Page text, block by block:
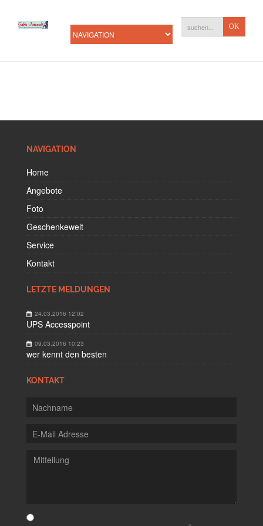
NAVIGATION
Home
Angebote
Foto
Geschenkewelt
Service
Kontakt
LETZTE MELDUNGEN
24.03.2016 12:02
UPS Accesspoint
09.03.2016 10:23
wer kennt den besten
KONTAKT